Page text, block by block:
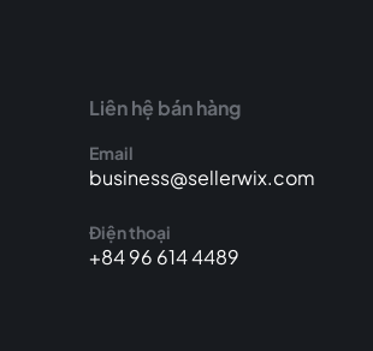
Liên hệ bán hàng
Email
business@sellerwix.com
Điện thoại
+84 96 614 4489